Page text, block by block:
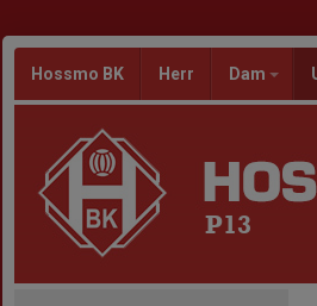
Hossmo BK Herr Dam
P13